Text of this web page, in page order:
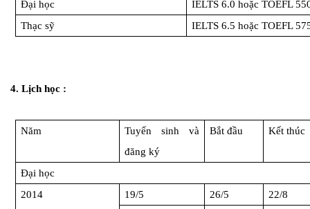
Đại học
IELTS 6.0 hoặc TOEFL
Thạc sỹ
IELTS 6.5 hoặc TOEFL
4. Lịch học :
Năm
Tuyển sinh và
đăng ký
Bắt đầu Kết thúc
Đại học
2014
19/5 26/5
22/8